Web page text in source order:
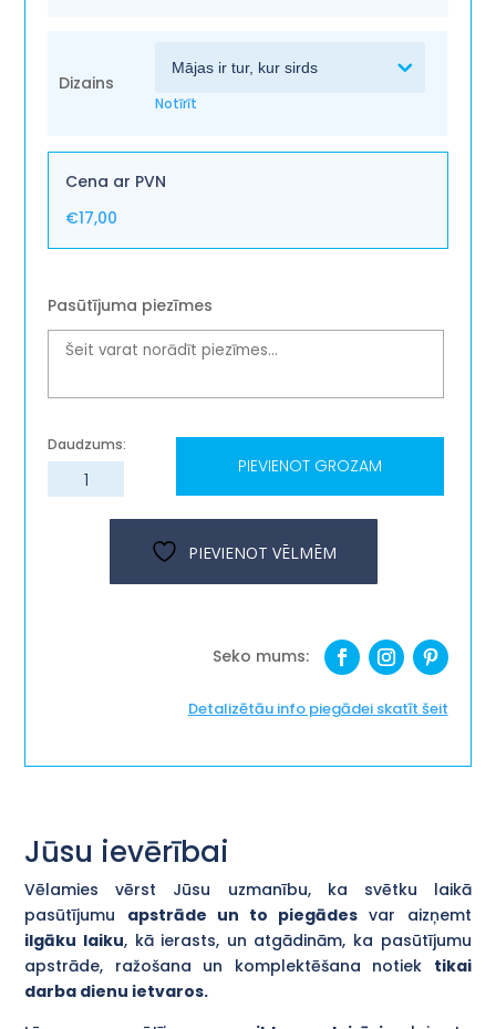
Dizains
Notīrīt
€17,00
Pasūtījuma piezīmes
Atslēgu
piekariņš
PIEVIENOT GROZAM
PIEVIENOT VĒLMĒM
Detalizētāu info piegādei skatīt šeit
Jūsu ievērībai
Vēlamies vērst Jūsu uzmanību, ka svētku laikā
pasūtījumu apstrāde un to piegādes var aizņemt
ilgāku laiku, kā ierasts, un atgādinām, ka pasūtījumu
apstrāde, ražošana un komplektēšana notiek tikai
darba dienu ietvaros.